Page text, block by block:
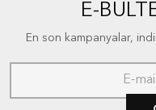
E-
En son kampanyalar,